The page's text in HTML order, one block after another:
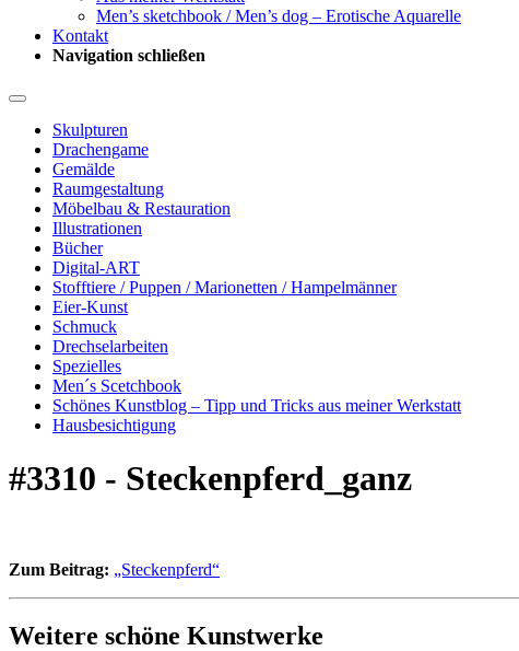
Men’s sketchbook / Men’s dog – Erotische Aquarelle
Kontakt
Navigation schließen
Skulpturen
Drachengame
Gemälde
Raumgestaltung
Möbelbau & Restauration
Illustrationen
Bücher
Digital-ART
Stofftiere / Puppen / Marionetten / Hampelmänner
Eier-Kunst
Schmuck
Drechselarbeiten
Spezielles
Men´s Scetchbook
Schönes Kunstblog – Tipp und Tricks aus meiner Werkstatt
Hausbesichtigung
#3310 - Steckenpferd_ganz
Zum Beitrag: „Steckenpferd“
Weitere schöne Kunstwerke